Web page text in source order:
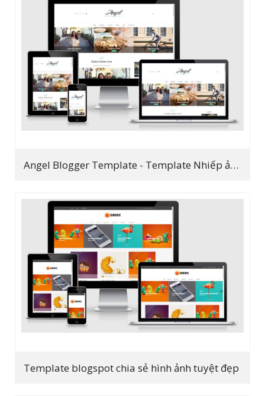
Angel Blogger Template - Template Nhiếp ảnh đẹp 2019
Template blogspot chia sẻ hình ảnh tuyệt đẹp